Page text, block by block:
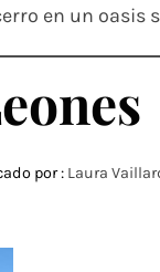
en un oasis
por : Laura